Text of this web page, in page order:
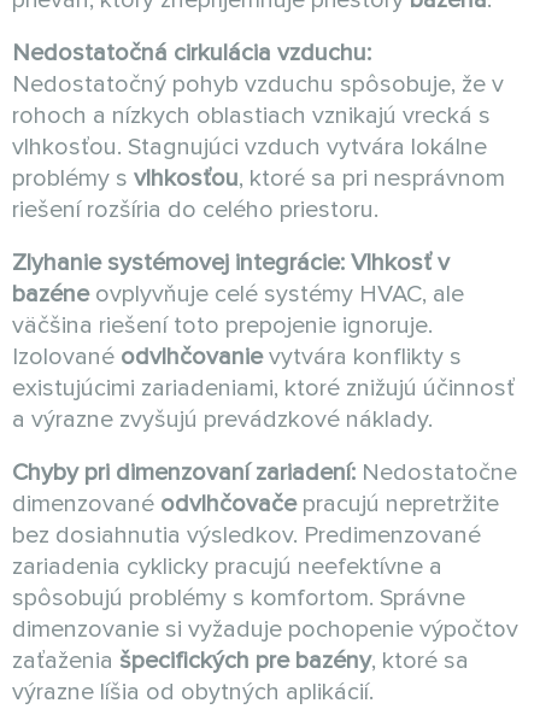
Nedostatočná cirkulácia vzduchu:
Nedostatočný pohyb vzduchu spôsobuje, že v
rohoch a nízkych oblastiach vznikajú vrecká s
vlhkosťou. Stagnujúci vzduch vytvára lokálne
problémy s vlhkosťou, ktoré sa pri nesprávnom
riešení rozšíria do celého priestoru.
Zlyhanie systémovej integrácie: Vlhkosť v
bazéneovplyvňuje celé systémy HVAC, ale
väčšina riešení toto prepojenie ignoruje.
Izolované odvlhčovanievytvára konflikty s
existujúcimi zariadeniami, ktoré znižujú účinnosť
a výrazne zvyšujú prevádzkové náklady.
Chyby pri dimenzovaní zariadení: Nedostatočne
dimenzované odvlhčovačepracujú nepretržite
bez dosiahnutia výsledkov. Predimenzované
zariadenia cyklicky pracujú neefektívne a
spôsobujú problémy s komfortom. Správne
dimenzovanie si vyžaduje pochopenie výpočtov
zaťaženia špecifických pre bazény, ktoré sa
výrazne líšia od obytných aplikácií.